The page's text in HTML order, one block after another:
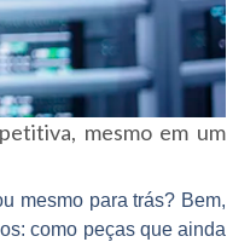
mesmo em um
mesmo para trás? Bem,
como peças que ainda